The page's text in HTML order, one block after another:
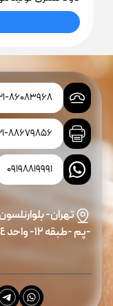
نمی کند.
86083968
88679856
09198819991
تهران-
-پم -طبقه ١٢- واحد ٤